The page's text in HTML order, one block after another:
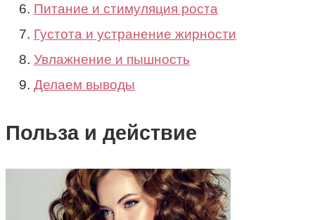
Питание и стимуляция роста
Густота и устранение жирности
Увлажнение и пышность
Делаем выводы
Польза и действие